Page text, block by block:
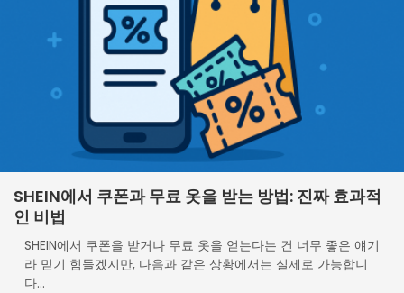
SHEIN에서 쿠폰과 무료 옷을 받는 방법: 진짜 효과적
인 비법
SHEIN에서 쿠폰을 받거나 무료 옷을 얻는다는 건 너무 좋은 얘기
라 믿기 힘들겠지만, 다음과 같은 상황에서는 실제로 가능합니
다...